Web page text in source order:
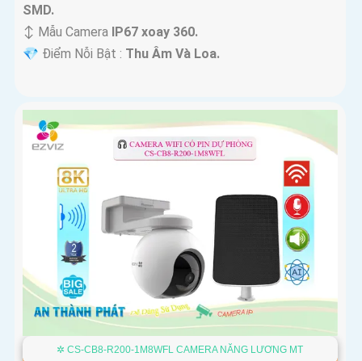
SMD.
↕️ Mẫu Camera IP67 xoay 360.
️💎 Điểm Nỗi Bật : Thu Âm Và Loa.
✲ CS-CB8-R200-1M8WFL CAMERA NĂNG LƯƠNG MT